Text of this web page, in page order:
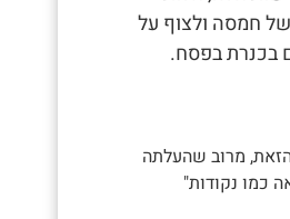
חמסה ולצוף על
בכנרת בפסח.
מרוב שהעלתה
כמו נקודות"